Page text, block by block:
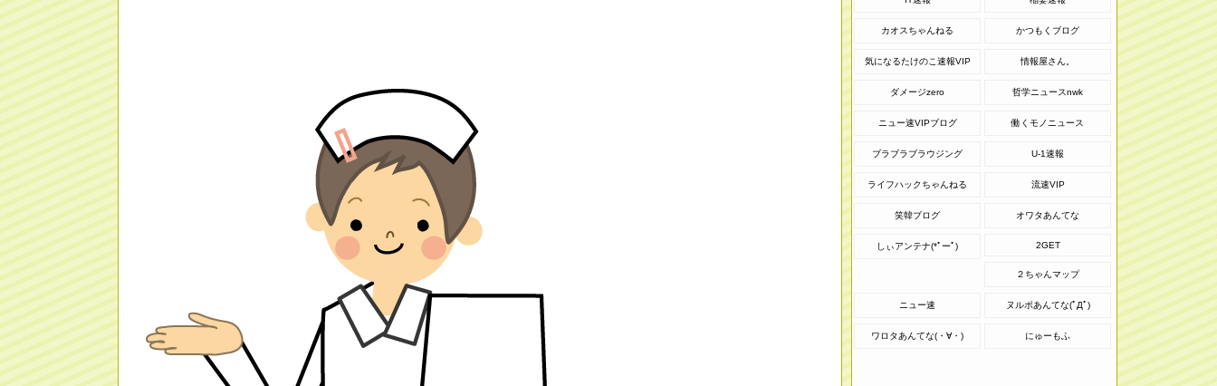
カオスちゃんねる かつもくブログ
気になるたけのこ速報VIP 情報屋さん。
ダメージzero 哲学ニュースnwk
ニュー速VIPブログ 働くモノニュース
ブラブラブラウジング U-1速報
ライフハックちゃんねる 流速VIP
笑韓ブログ オワタあんてな
しぃアンテナ(*ﾟーﾟ) 2GET
２ちゃんマップ
ニュー速 ヌルポあんてな(ﾟДﾟ)
ワロタあんてな(・∀・) にゅーもふ